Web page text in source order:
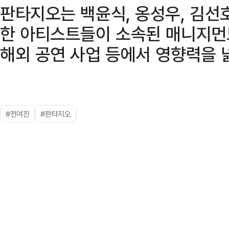
판타지오는 백윤식, 옹성우, 김
한 아티스트들이 소속된 매니지
해외 공연 사업 등에서 영향력을
#전여진 #판타지오